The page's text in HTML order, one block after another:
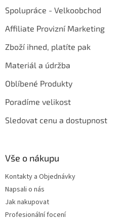
Spolupráce - Velkoobchod
Affiliate Provizní Marketing
Zboží ihned, platíte pak
Materiál a údržba
Oblíbené Produkty
Poradíme velikost
Sledovat cenu a dostupnost
Vše o nákupu
Kontakty a Objednávky
Napsali o nás
Jak nakupovat
Profesionální focení